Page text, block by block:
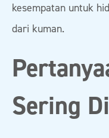
kesempatan untuk
dari kuman.
Sering